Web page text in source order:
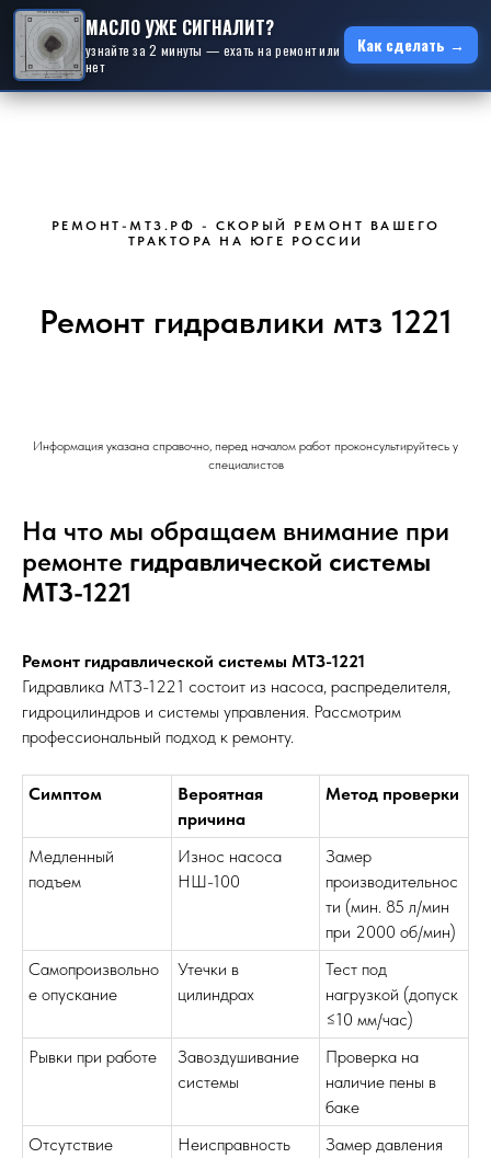
МАСЛО УЖЕ СИГНАЛИТ?
узнайте за 2 минуты — ехать на ремонт или
нет
Как сделать →
РЕМОНТ-МТЗ.РФ - СКОРЫЙ РЕМОНТ ВАШЕГО
ТРАКТОРА НА ЮГЕ РОССИИ
Ремонт гидравлики мтз 1221
Информация указана справочно, перед началом работ проконсультируйтесь у
специалистов
На что мы обращаем внимание при
ремонте гидравлической системы
МТЗ-1221
Ремонт гидравлической системы МТЗ-1221
Гидравлика МТЗ-1221 состоит из насоса, распределителя,
гидроцилиндров и системы управления. Рассмотрим
профессиональный подход к ремонту.
Симптом
Вероятная
причина
Метод проверки
Медленный
подъем
Износ насоса
НШ-100
Замер
производительнос
ти (мин. 85 л/мин
при 2000 об/мин)
Самопроизвольно
е опускание
Утечки в
цилиндрах
Тест под
нагрузкой (допуск
≤10 мм/час)
Рывки при работе
Завоздушивание
системы
Проверка на
наличие пены в
баке
Отсутствие
Неисправность
Замер давления